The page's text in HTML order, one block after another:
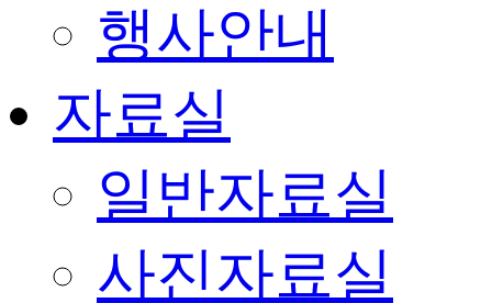
행사안내
자료실
일반자료실
사진자료실